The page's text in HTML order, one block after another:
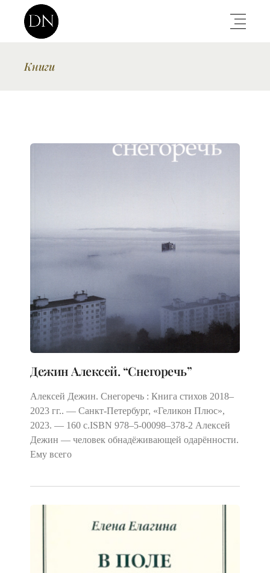
Книги
Дежин Алексей. “Снегоречь”
Алексей Дежин. Снегоречь : Книга стихов 2018–
2023 гг.. — Санкт-Петербург, «Геликон Плюс»,
2023. — 160 с.ISBN 978–5‑00098–378‑2 Алексей
Дежин — человек обнадёживающей одарённости.
Ему всего